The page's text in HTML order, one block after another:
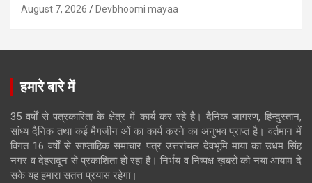
August 7, 2026 Devbhoomi mayaa
हमारे बारे में
35 वर्षों से पत्रकारिता के क्षेत्र में कार्य कर रहे है। दैनिक जागरण, हिन्दुस्तान,
सांध्य दैनिक तथा कई मैगजीन ओं का कार्य करने का अनुभव प्राप्त है। वर्तमान में
विगत 16 वर्षों से साप्ताहिक समाचार पत्र उत्तरांचल देवभूमि माया का उधम सिंह
नगर व देहरादून से प्रकाशिता हो रहा है। निर्भय व निष्पक्ष ख़बरों को नया आयाम दे
सके यह हमारा सतत्त प्रयास रहेगा।